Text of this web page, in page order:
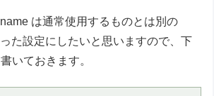
は通常使用するものとは別の
た設定にしたいと思いますので、下
いておきます。